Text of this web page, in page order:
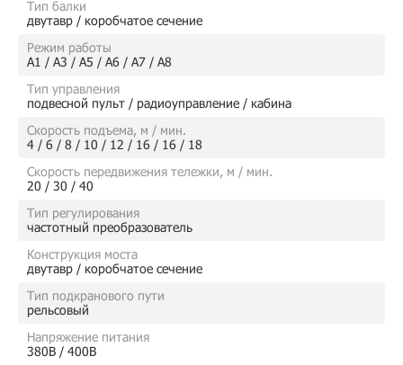
Тип балки
двутавр / коробчатое сечение
Режим работы
А1 / А3 / А5 / А6 / А7 / А8
Тип управления
подвесной пульт / радиоуправление / кабина
Скорость подъема, м / мин.
4 / 6 / 8 / 10 / 12 / 16 / 16 / 18
Скорость передвижения тележки, м / мин.
20 / 30 / 40
Тип регулирования
частотный преобразователь
Конструкция моста
двутавр / коробчатое сечение
Тип подкранового пути
рельсовый
Напряжение питания
380В / 400В